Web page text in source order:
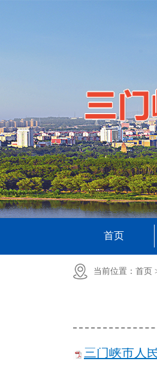
首页
当前位置： 首页
三门峡市人